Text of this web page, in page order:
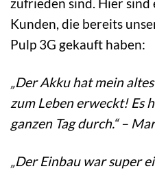
zufrieden sind. Hier sind
Kunden, die bereits
Pulp 3G gekauft haben:
„Der Akku hat mein
zum Leben erweckt! Es
ganzen Tag durch.“ –
„Der Einbau war super